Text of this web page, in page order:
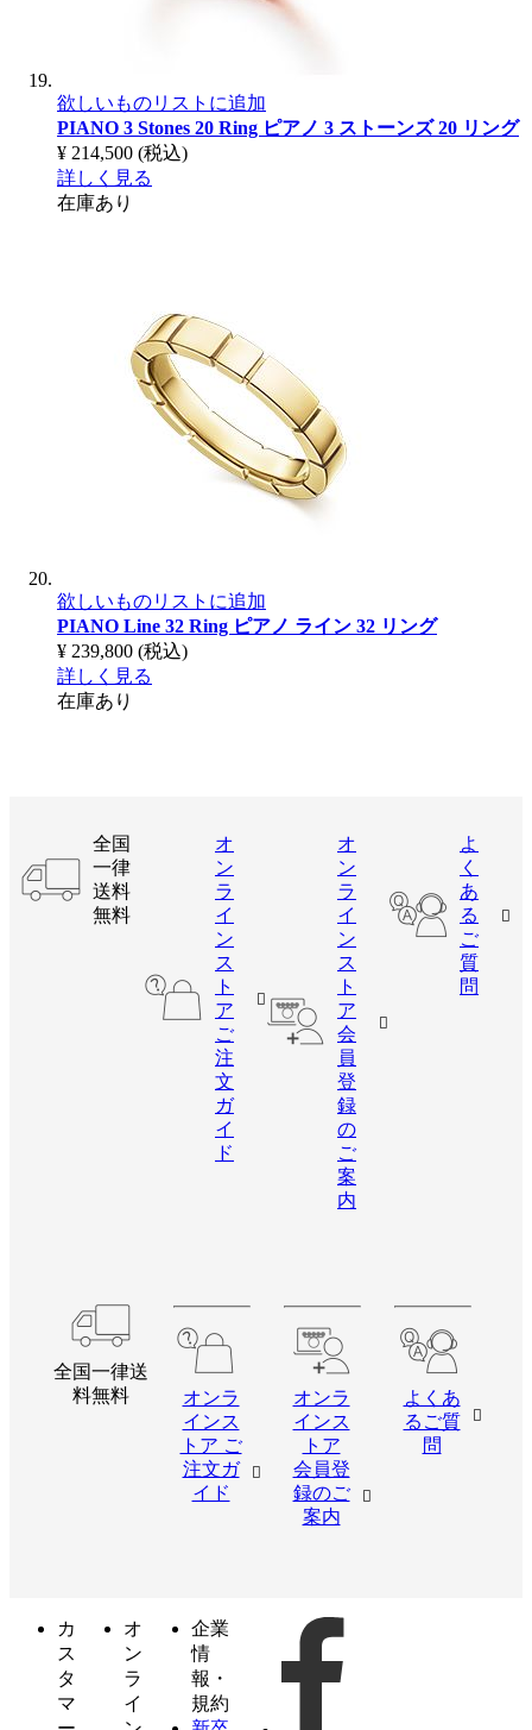
欲しいものリストに追加
PIANO 3 Stones 20 Ring ピアノ 3 ストーンズ 20 リング
¥ 214,500 (税込)
詳しく見る
在庫あり
欲しいものリストに追加
PIANO Line 32 Ring ピアノ ライン 32 リング
¥ 239,800 (税込)
詳しく見る
在庫あり
全国
一律
送料
無料
オ
ン
ラ
イ
ン
ス
ト
ア
ご
注
文
ガ
イ
ド
オ
ン
ラ
イ
ン
ス
ト
ア
会
員
登
録
の
ご
案
内
よ
く
あ
る
ご
質
問
全国一律送
料無料
オンラ
インス
トア ご
注文ガ
イド
オンラ
インス
トア
会員登
録のご
案内
よくあ
るご質
問
カ
ス
タ
マ
オ
ン
ラ
イ
企業
情
報・
規約